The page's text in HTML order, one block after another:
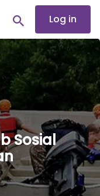
Log in
Sosial